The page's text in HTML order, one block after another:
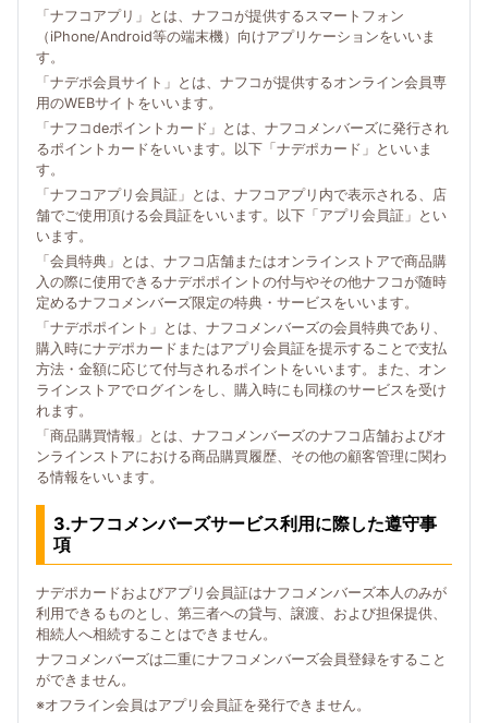
「ナフコアプリ」とは、ナフコが提供するスマートフォン
（iPhone/Android等の端末機）向けアプリケーションをいいま
す。
「ナデポ会員サイト」とは、ナフコが提供するオンライン会員専
用のWEBサイトをいいます。
「ナフコdeポイントカード」とは、ナフコメンバーズに発行され
るポイントカードをいいます。以下「ナデポカード」といいま
す。
「ナフコアプリ会員証」とは、ナフコアプリ内で表示される、店
舗でご使用頂ける会員証をいいます。以下「アプリ会員証」とい
います。
「会員特典」とは、ナフコ店舗またはオンラインストアで商品購
入の際に使用できるナデポポイントの付与やその他ナフコが随時
定めるナフコメンバーズ限定の特典・サービスをいいます。
「ナデポポイント」とは、ナフコメンバーズの会員特典であり、
購入時にナデポカードまたはアプリ会員証を提示することで支払
方法・金額に応じて付与されるポイントをいいます。また、オン
ラインストアでログインをし、購入時にも同様のサービスを受け
れます。
「商品購買情報」とは、ナフコメンバーズのナフコ店舗およびオ
ンラインストアにおける商品購買履歴、その他の顧客管理に関わ
る情報をいいます。
3.ナフコメンバーズサービス利用に際した遵守事
項
ナデポカードおよびアプリ会員証はナフコメンバーズ本人のみが
利用できるものとし、第三者への貸与、譲渡、および担保提供、
相続人へ相続することはできません。
ナフコメンバーズは二重にナフコメンバーズ会員登録をすること
ができません。
※オフライン会員はアプリ会員証を発行できません。